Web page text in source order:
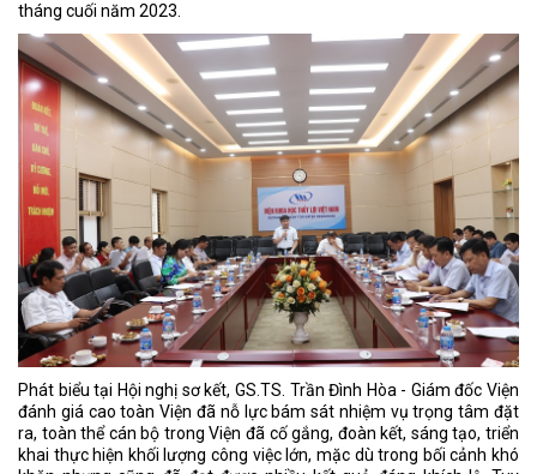
tháng cuối năm 2023.
Phát biểu tại Hội nghị sơ kết, GS.TS. Trần Đình Hòa - Giám đốc Viện
đánh giá cao toàn Viện đã nỗ lực bám sát nhiệm vụ trọng tâm đặt
ra, toàn thể cán bộ trong Viện đã cố gắng, đoàn kết, sáng tạo, triển
khai thực hiện khối lượng công việc lớn, mặc dù trong bối cảnh khó